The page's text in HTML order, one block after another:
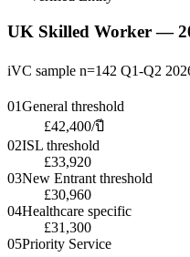
UK Skilled Worker —
iVC sample n=142 Q1-Q2
01General threshold
£42,400/ปี
02ISL threshold
£33,920
03New Entrant threshold
£30,960
04Healthcare specific
£31,300
05Priority Service